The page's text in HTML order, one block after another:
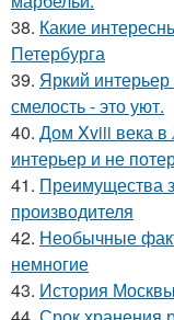
38. Какие
Петербурга
39. Яркий
смелость - это уют.
40. Дом Xviii века в
интерьер и не
41. Преимущества
производителя
42. Необычные
немногие
43. История